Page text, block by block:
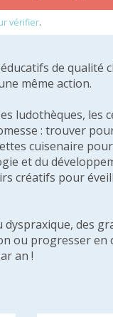
vérifier.
de qualité
même action.
ludothèques, les
: trouver
cuisenaire
et du
créatifs pour
des
ou progresser en
an !